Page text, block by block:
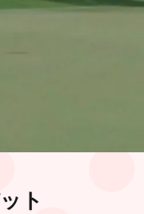
ト